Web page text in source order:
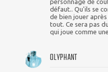
personnage de
défaut.. Qu'ils se
de bien jouer
tout. Ce sera pas
qui joue comme
OLYPHANT